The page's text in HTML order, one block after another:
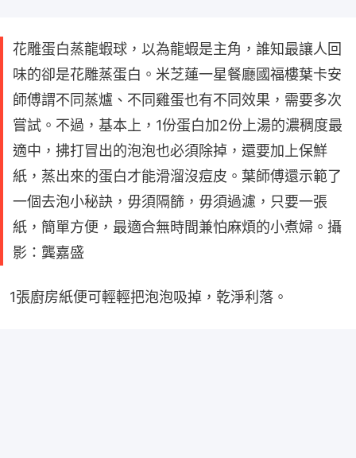
花雕蛋白蒸龍蝦球，以為龍蝦是主角，誰知最讓人回
味的卻是花雕蒸蛋白。米芝蓮一星餐廳國福樓葉卡安
師傅謂不同蒸爐、不同雞蛋也有不同效果，需要多次
嘗試。不過，基本上，1份蛋白加2份上湯的濃稠度最
適中，拂打冒出的泡泡也必須除掉，還要加上保鮮
紙，蒸出來的蛋白才能滑溜沒痘皮。葉師傅還示範了
一個去泡小秘訣，毋須隔篩，毋須過濾，只要一張
紙，簡單方便，最適合無時間兼怕麻煩的小煮婦。攝
影：龔嘉盛
1張廚房紙便可輕輕把泡泡吸掉，乾淨利落。